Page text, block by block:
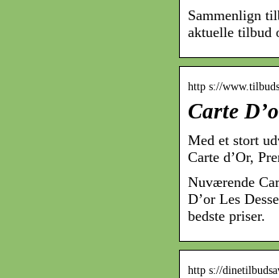
Sammenlign
aktuelle tilbud
http s://
Carte
Med et stort
Carte d’Or,
Nuværende
D’or Les
bedste priser.
http s://